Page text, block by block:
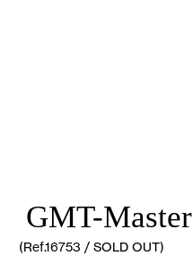
GMT-Master
(Ref.16753 / SOLD OUT)